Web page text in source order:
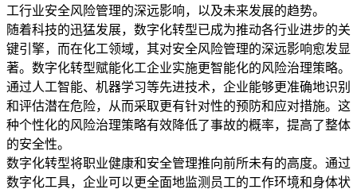
工行业安全风险管理的深远影响，以及未来发展的趋势。
随着科技的迅猛发展，数字化转型已成为推动各行业进步的关
键引擎，而在化工领域，其对安全风险管理的深远影响愈发显
著。数字化转型赋能化工企业实施更智能化的风险治理策略。
通过人工智能、机器学习等先进技术，企业能够更准确地识别
和评估潜在危险，从而采取更有针对性的预防和应对措施。这
种个性化的风险治理策略有效降低了事故的概率，提高了整体
的安全性。
数字化转型将职业健康和安全管理推向前所未有的高度。通过
数字化工具，企业可以更全面地监测员工的工作环境和身体状